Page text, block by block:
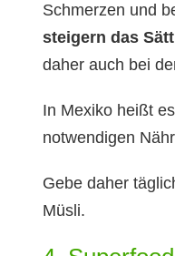
Schmerzen und
steigern das
daher auch bei
In Mexiko heißt
notwendigen
Gebe daher
Müsli.